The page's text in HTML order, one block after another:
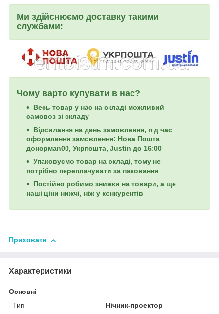
Ми здійснюємо доставку такими
службами:
Чому варто купувати в нас?
Весь товар у нас на складі можливий
самовоз зі складу
Відсилання на день замовлення, під час
оформлення замовлення: Нова Пошта
донормan00, Укрпошта, Justin до 16:00
Упаковуємо товар на складі, тому не
потрібно переплачувати за паковання
Постійно робимо знижки на товари, а ще
наші ціни нижчі, ніж у конкурентів
Приховати
Характеристики
Основні
Тип
Нічник-проектор